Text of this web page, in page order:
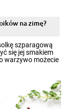
oko w sezonie
ze
świeżość
na zimę?
szparagową
się jej smakiem
warzywo możecie